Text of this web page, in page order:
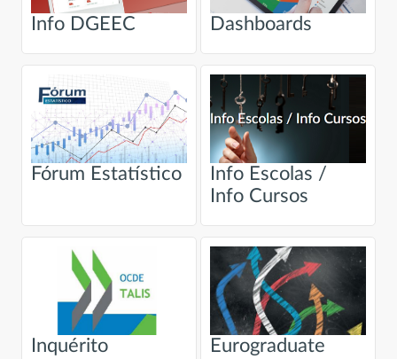
Info DGEEC Dashboards
Fórum Estatístico
Info Escolas /
Info Cursos
Inquérito
Eurograduate